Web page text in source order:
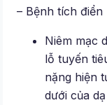
– Bệnh tích
Niêm mạc
lỗ tuyến
nặng hiện
dưới của